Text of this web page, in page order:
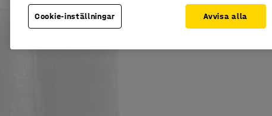
Cookie-inställningar Avvisa alla